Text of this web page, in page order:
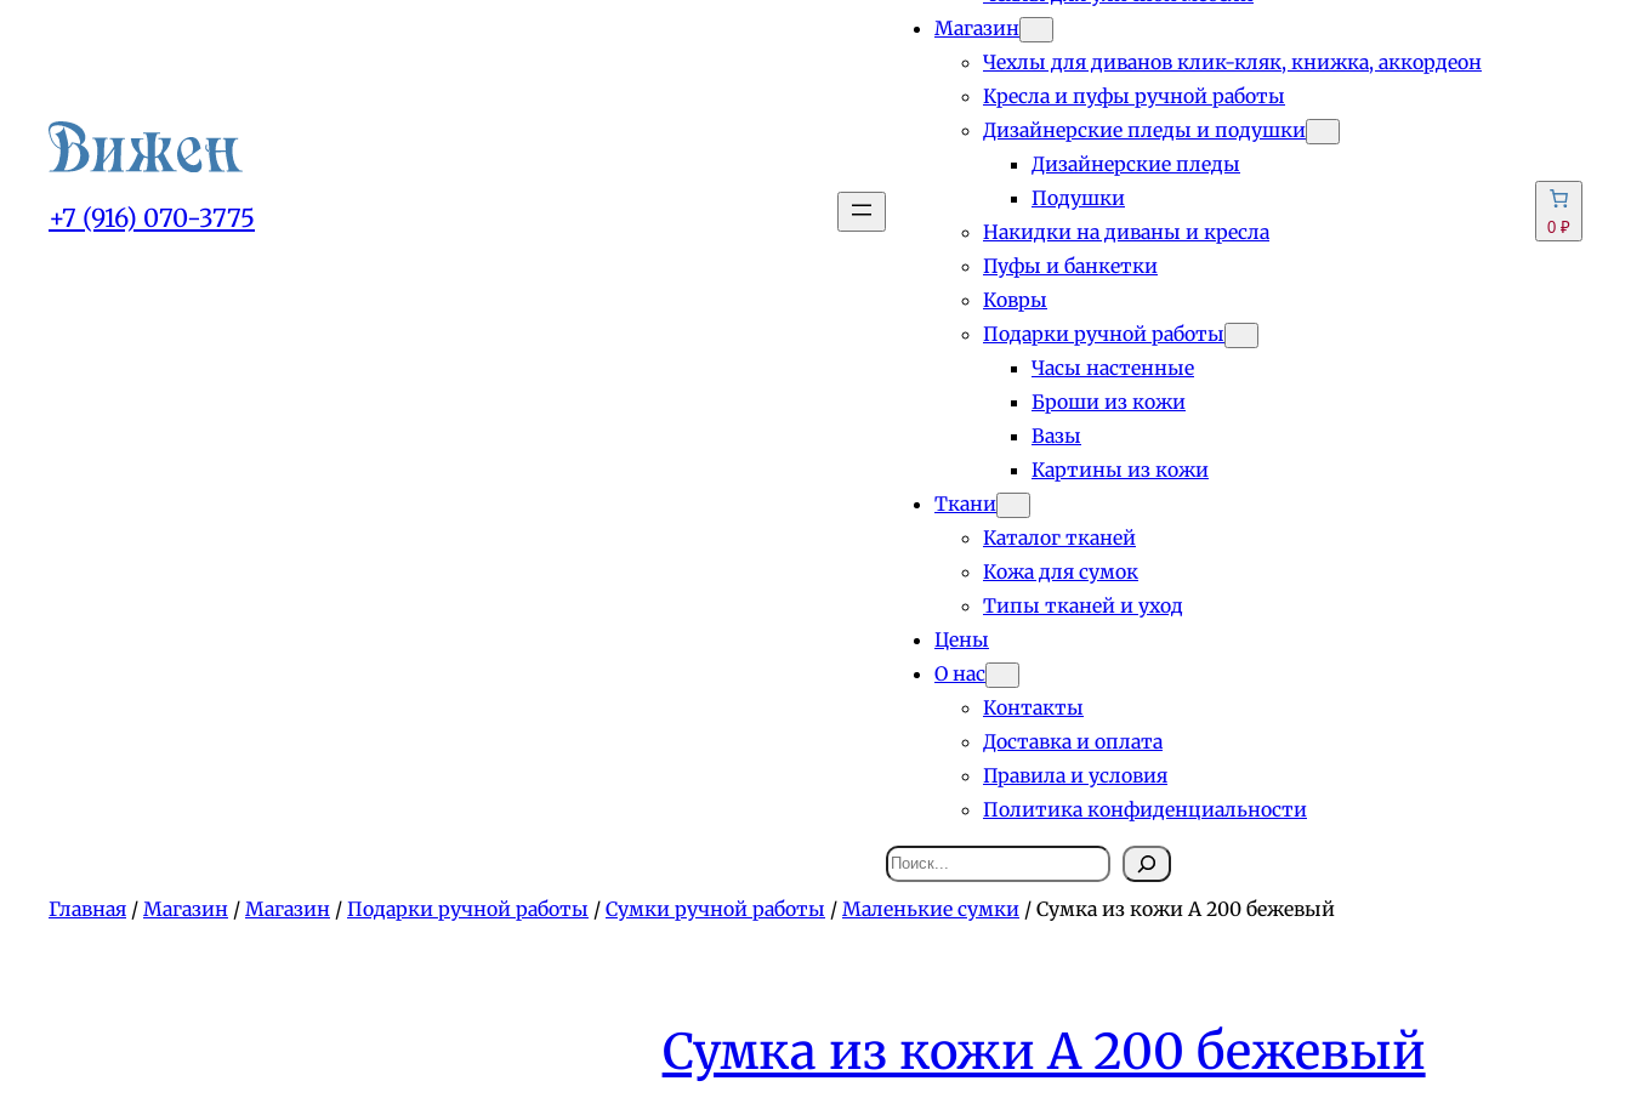
+7 (916) 070-3775
Магазин
Чехлы для диванов клик-кляк, книжка, аккордеон
Кресла и пуфы ручной работы
Дизайнерские пледы и подушки
Дизайнерские пледы
Подушки
Накидки на диваны и кресла
Пуфы и банкетки
Ковры
Подарки ручной работы
Часы настенные
Броши из кожи
Вазы
Картины из кожи
Ткани
Каталог тканей
Кожа для сумок
Типы тканей и уход
Цены
О нас
Контакты
Доставка и оплата
Правила и условия
Политика конфиденциальности
Поиск
0 ₽
Главная / Магазин / Магазин / Подарки ручной работы / Сумки ручной работы / Маленькие сумки / Сумка из кожи А 200 бежевый
Сумка из кожи А 200 бежевый